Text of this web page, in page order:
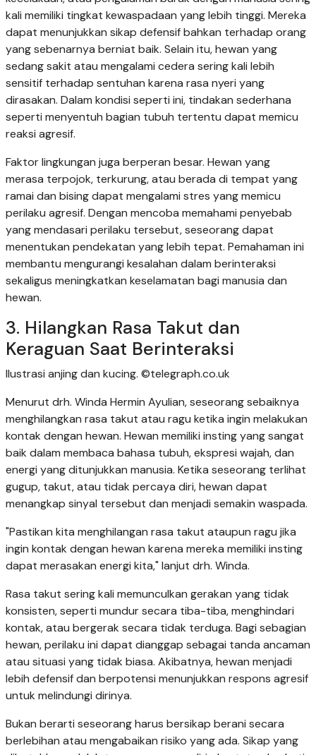
kali memiliki tingkat kewaspadaan yang lebih tinggi. Mereka
dapat menunjukkan sikap defensif bahkan terhadap orang
yang sebenarnya berniat baik. Selain itu, hewan yang
sedang sakit atau mengalami cedera sering kali lebih
sensitif terhadap sentuhan karena rasa nyeri yang
dirasakan. Dalam kondisi seperti ini, tindakan sederhana
seperti menyentuh bagian tubuh tertentu dapat memicu
reaksi agresif.
Faktor lingkungan juga berperan besar. Hewan yang
merasa terpojok, terkurung, atau berada di tempat yang
ramai dan bising dapat mengalami stres yang memicu
perilaku agresif. Dengan mencoba memahami penyebab
yang mendasari perilaku tersebut, seseorang dapat
menentukan pendekatan yang lebih tepat. Pemahaman ini
membantu mengurangi kesalahan dalam berinteraksi
sekaligus meningkatkan keselamatan bagi manusia dan
hewan.
3. Hilangkan Rasa Takut dan
Keraguan Saat Berinteraksi
Ilustrasi anjing dan kucing. ©telegraph.co.uk
Menurut drh. Winda Hermin Ayulian, seseorang sebaiknya
menghilangkan rasa takut atau ragu ketika ingin melakukan
kontak dengan hewan. Hewan memiliki insting yang sangat
baik dalam membaca bahasa tubuh, ekspresi wajah, dan
energi yang ditunjukkan manusia. Ketika seseorang terlihat
gugup, takut, atau tidak percaya diri, hewan dapat
menangkap sinyal tersebut dan menjadi semakin waspada.
"Pastikan kita menghilangan rasa takut ataupun ragu jika
ingin kontak dengan hewan karena mereka memiliki insting
dapat merasakan energi kita," lanjut drh. Winda.
Rasa takut sering kali memunculkan gerakan yang tidak
konsisten, seperti mundur secara tiba-tiba, menghindari
kontak, atau bergerak secara tidak terduga. Bagi sebagian
hewan, perilaku ini dapat dianggap sebagai tanda ancaman
atau situasi yang tidak biasa. Akibatnya, hewan menjadi
lebih defensif dan berpotensi menunjukkan respons agresif
untuk melindungi dirinya.
Bukan berarti seseorang harus bersikap berani secara
berlebihan atau mengabaikan risiko yang ada. Sikap yang